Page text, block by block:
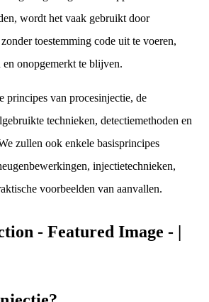
wordt het vaak gebruikt door
toestemming code uit te voeren,
en onopgemerkt te blijven.
principes van procesinjectie, de
technieken, detectiemethoden en
zullen ook enkele basisprincipes
injectietechnieken,
voorbeelden van aanvallen.